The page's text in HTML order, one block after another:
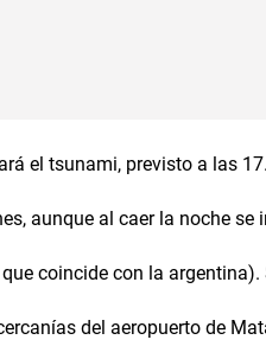
el tsunami, previsto a las
aunque al caer la noche se
coincide con la argentina).
del aeropuerto de